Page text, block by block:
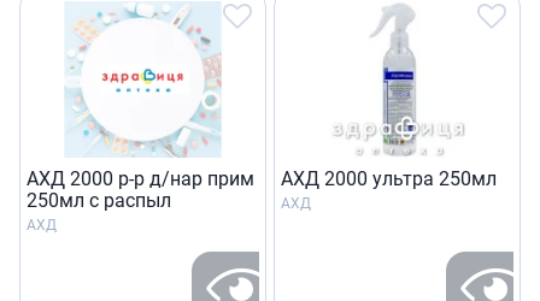
АХД 2000 р-р д/нар прим
250мл с распыл
АХД
АХД 2000 ультра 250мл
АХД